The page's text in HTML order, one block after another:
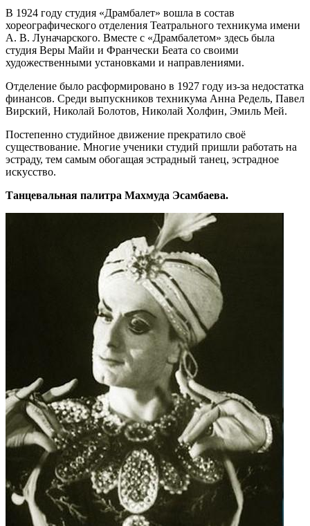
В 1924 году студия «Драмбалет» вошла в состав
хореографического отделения Театрального техникума имени
А. В. Луначарского. Вместе с «Драмбалетом» здесь была
студия Веры Майи и Франчески Беата со своими
художественными установками и направлениями.
Отделение было расформировано в 1927 году из-за недостатка
финансов. Среди выпускников техникума Анна Редель, Павел
Вирский, Николай Болотов, Николай Холфин, Эмиль Мей.
Постепенно студийное движение прекратило своё
существование. Многие ученики студий пришли работать на
эстраду, тем самым обогащая эстрадный танец, эстрадное
искусство.
Танцевальная палитра Махмуда Эсамбаева.